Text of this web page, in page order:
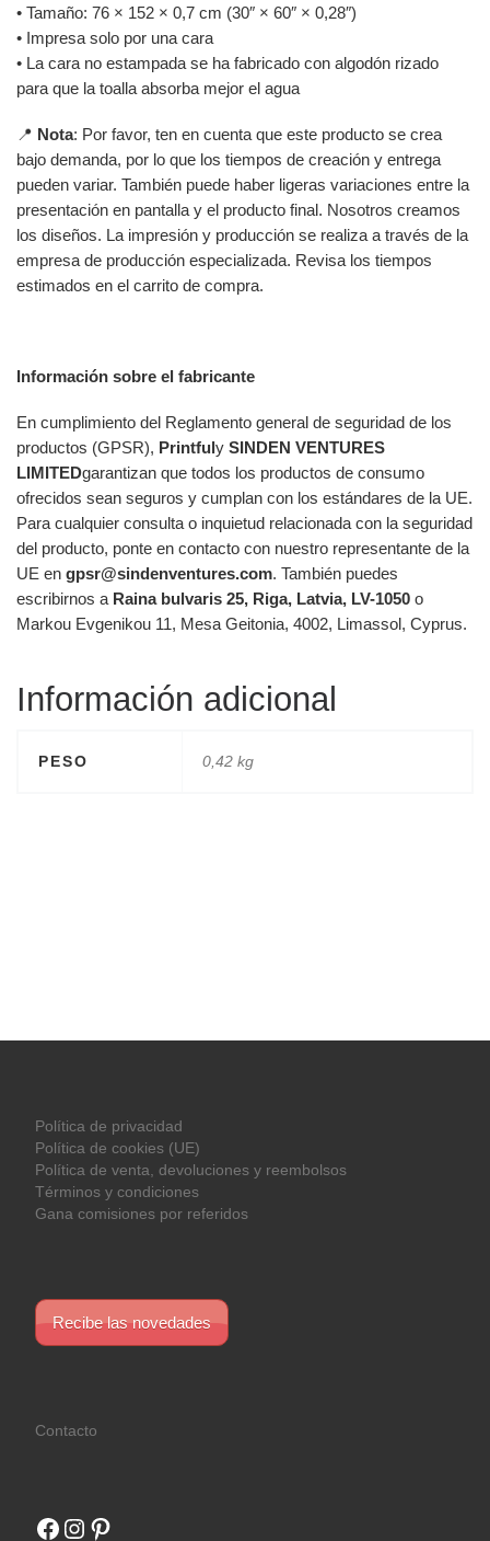
• Tamaño: 76 × 152 × 0,7 cm (30″ × 60″ × 0,28″)
• Impresa solo por una cara
• La cara no estampada se ha fabricado con algodón rizado
para que la toalla absorba mejor el agua
📍 Nota: Por favor, ten en cuenta que este producto se crea
bajo demanda, por lo que los tiempos de creación y entrega
pueden variar. También puede haber ligeras variaciones entre la
presentación en pantalla y el producto final. Nosotros creamos
los diseños. La impresión y producción se realiza a través de la
empresa de producción especializada. Revisa los tiempos
estimados en el carrito de compra.
Información sobre el fabricante
En cumplimiento del Reglamento general de seguridad de los
productos (GPSR), Printfuly SINDEN VENTURES
LIMITEDgarantizan que todos los productos de consumo
ofrecidos sean seguros y cumplan con los estándares de la UE.
Para cualquier consulta o inquietud relacionada con la seguridad
del producto, ponte en contacto con nuestro representante de la
UE en gpsr@sindenventures.com. También puedes
escribirnos a Raina bulvaris 25, Riga, Latvia, LV-1050 o
Markou Evgenikou 11, Mesa Geitonia, 4002, Limassol, Cyprus.
Información adicional
PESO 0,42 kg
Política de privacidad
Política de cookies (UE)
Política de venta, devoluciones y reembolsos
Términos y condiciones
Gana comisiones por referidos
Recibe las novedades
Contacto
Facebook
Instagram
Pinterest